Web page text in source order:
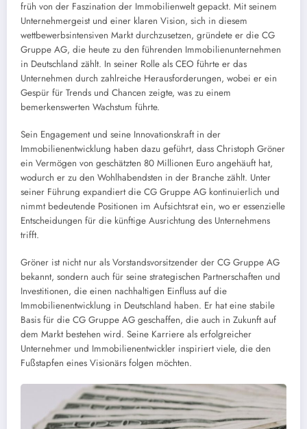
früh von der Faszination der Immobilienwelt gepackt. Mit seinem
Unternehmergeist und einer klaren Vision, sich in diesem
wettbewerbsintensiven Markt durchzusetzen, gründete er die CG
Gruppe AG, die heute zu den führenden Immobilienunternehmen
in Deutschland zählt. In seiner Rolle als CEO führte er das
Unternehmen durch zahlreiche Herausforderungen, wobei er ein
Gespür für Trends und Chancen zeigte, was zu einem
bemerkenswerten Wachstum führte.
Sein Engagement und seine Innovationskraft in der
Immobilienentwicklung haben dazu geführt, dass Christoph Gröner
ein Vermögen von geschätzten 80 Millionen Euro angehäuft hat,
wodurch er zu den Wohlhabendsten in der Branche zählt. Unter
seiner Führung expandiert die CG Gruppe AG kontinuierlich und
nimmt bedeutende Positionen im Aufsichtsrat ein, wo er essenzielle
Entscheidungen für die künftige Ausrichtung des Unternehmens
trifft.
Gröner ist nicht nur als Vorstandsvorsitzender der CG Gruppe AG
bekannt, sondern auch für seine strategischen Partnerschaften und
Investitionen, die einen nachhaltigen Einfluss auf die
Immobilienentwicklung in Deutschland haben. Er hat eine stabile
Basis für die CG Gruppe AG geschaffen, die auch in Zukunft auf
dem Markt bestehen wird. Seine Karriere als erfolgreicher
Unternehmer und Immobilienentwickler inspiriert viele, die den
Fußstapfen eines Visionärs folgen möchten.